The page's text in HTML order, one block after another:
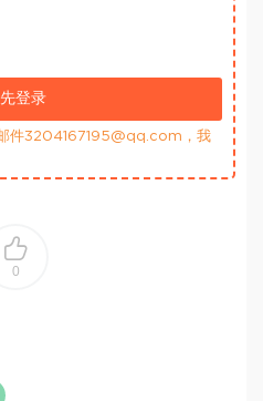
登录
件3204167195@qq.com，我
0